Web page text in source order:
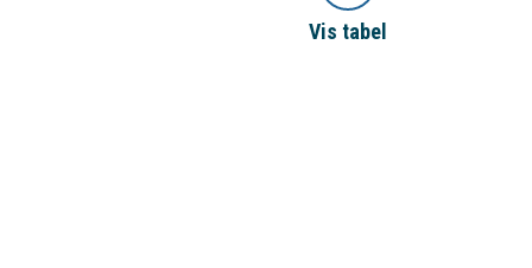
Vis tabel